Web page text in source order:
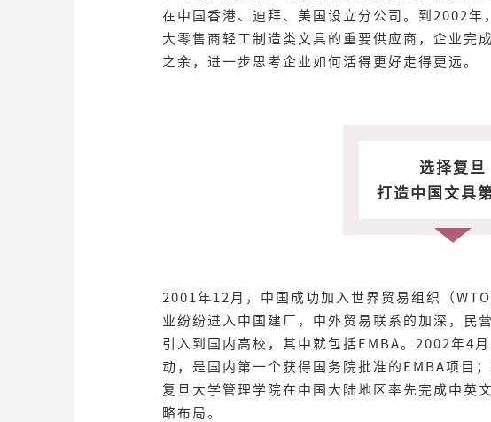
在中国香港、迪拜、美国设立分公司。到2002
大零售商轻工制造类文具的重要供应商，企业
之余，进一步思考企业如何活得更好走得更远。
选择复旦
打造中国文具
2001年12月，中国成功加入世界贸易组织（
业纷纷进入中国建厂，中外贸易联系的加深，民
引入到国内高校，其中就包括EMBA。2002年4
动，是国内第一个获得国务院批准的EMBA项目
复旦大学管理学院在中国大陆地区率先完成中英
略布局。